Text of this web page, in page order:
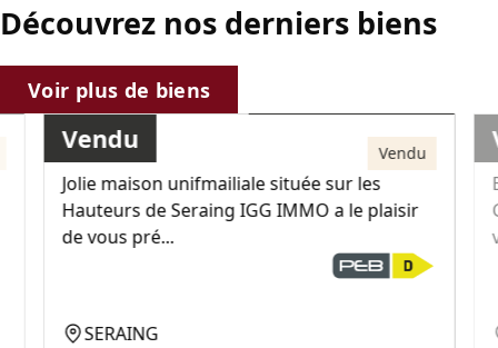
Découvrez nos derniers biens
Voir plus de biens
Vendu
Maison
Vendu
Jolie maison unifmailiale située sur les
Hauteurs de Seraing IGG IMMO a le plaisir
de vous pré...
SERAING